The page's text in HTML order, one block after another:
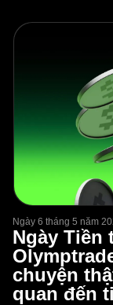
Ngày 6 tháng 5 năm
Ngày Tiền
chuyện
quan đến